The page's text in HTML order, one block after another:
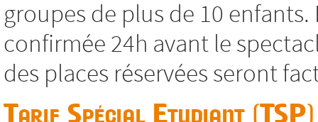
groupes de plus de 10
confirmée 24h avant le
des places réservées seront
Tarif Spécial Etudiant (TSP)